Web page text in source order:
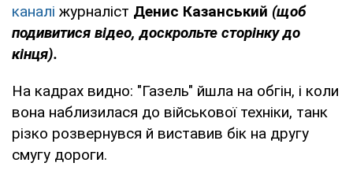
каналі журналіст Денис Казанський (щоб
подивитися відео, доскрольте сторінку до
кінця).
На кадрах видно: "Газель" йшла на обгін, і коли
вона наблизилася до військової техніки, танк
різко розвернувся й виставив бік на другу
смугу дороги.